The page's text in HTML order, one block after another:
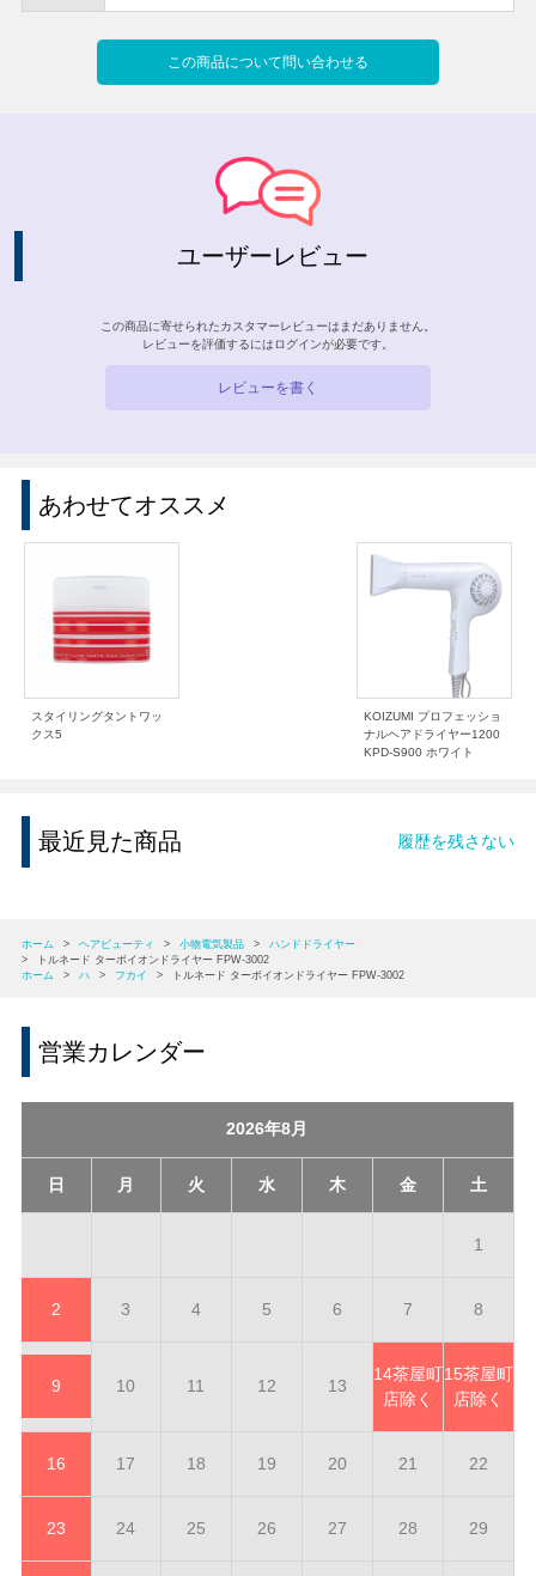
この商品について問い合わせる
ユーザーレビュー
この商品に寄せられたカスタマーレビューはまだありません。
レビューを評価するには ログインが必要です。
レビューを書く
あわせてオススメ
スタイリングタントワッ
クス5
KOIZUMI プロフェッショ
ナルヘアドライヤー1200
KPD-S900 ホワイト
最近見た商品 履歴を残さない
ホーム > ヘアビューティ > 小物電気製品 >
ハンドドライヤー
>
トルネード ターボイオンドライヤー FPW-3002
ホーム
> ハ > フカイ > トルネード ターボイオンドライヤー FPW-3002
営業カレンダー
2026年8月
日 月 火 水 木 金 土
1
2 3 4 5 6 7 8
9 10 11 12 13
14茶屋町
店除く
15茶屋町
店除く
16 17 18 19 20 21 22
23 24 25 26 27 28 29